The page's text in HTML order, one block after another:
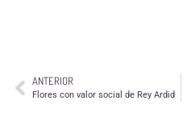
ANTERIOR
Flores con valor social de Rey Ardid